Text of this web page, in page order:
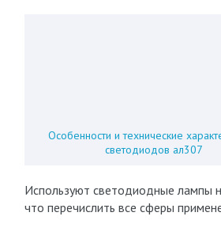
Особенности и технические
светодиодов ал307
Используют светодиодные лампы
что перечислить все сферы